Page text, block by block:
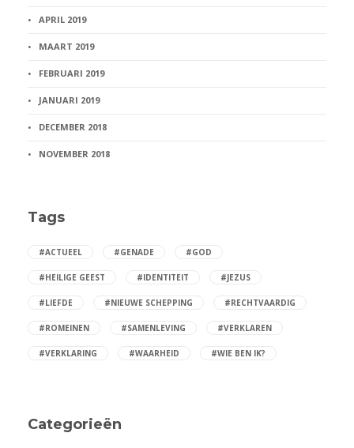
APRIL 2019
MAART 2019
FEBRUARI 2019
JANUARI 2019
DECEMBER 2018
NOVEMBER 2018
Tags
#ACTUEEL #GENADE #GOD
#HEILIGE GEEST #IDENTITEIT #JEZUS
#LIEFDE #NIEUWE SCHEPPING #RECHTVAARDIG
#ROMEINEN #SAMENLEVING #VERKLAREN
#VERKLARING #WAARHEID #WIE BEN IK?
Categorieën